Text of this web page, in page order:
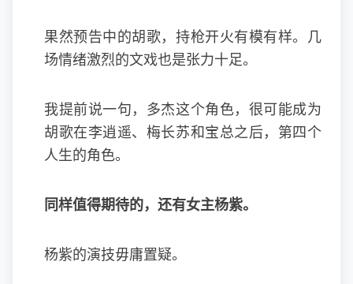
果然预告中的胡歌，持枪开火有模有样。几
场情绪激烈的文戏也是张力十足。
我提前说一句，多杰这个角色，很可能成为
胡歌在李逍遥、梅长苏和宝总之后，第四个
人生的角色。
同样值得期待的，还有女主杨紫。
杨紫的演技毋庸置疑。